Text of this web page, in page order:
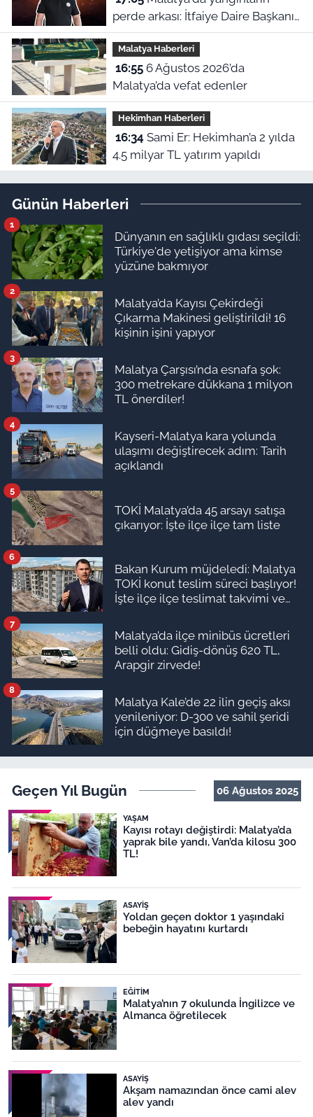
perde arkası: İtfaiye Daire Başkanı
en büyük hatayı açıkladı
Malatya Haberleri
16:556 Ağustos 2026’da
Malatya’da vefat edenler
Hekimhan Haberleri
16:34
4.5 milyar TL yatırım yapıldı
Günün Haberleri
Dünyanın en sağlıklı gıdası seçildi:
Türkiye'de yetişiyor ama kimse
yüzüne bakmıyor
1
Malatya’da Kayısı Çekirdeği
Çıkarma Makinesi geliştirildi! 16
kişinin işini yapıyor
2
Malatya Çarşısı’nda esnafa şok:
300 metrekare dükkana 1 milyon
TL önerdiler!
3
Kayseri-Malatya kara yolunda
ulaşımı değiştirecek adım: Tarih
açıklandı
4
TOKİ Malatya’da 45 arsayı satışa
çıkarıyor: İşte ilçe ilçe tam liste
5
Bakan Kurum müjdeledi: Malatya
TOKİ konut teslim süreci başlıyor!
İşte ilçe ilçe teslimat takvimi ve
6
Malatya’da ilçe minibüs ücretleri
belli oldu: Gidiş-dönüş 620 TL,
Arapgir zirvede!
7
Malatya Kale’de 22 ilin geçiş aksı
yenileniyor: D-300 ve sahil şeridi
için düğmeye basıldı!
8
Geçen Yıl Bugün 06 Ağustos 2025
YAŞAM
Kayısı rotayı değiştirdi: Malatya’da
yaprak bile yandı, Van’da kilosu 300
TL!
ASAYIŞ
Yoldan geçen doktor 1 yaşındaki
bebeğin hayatını kurtardı
EĞITIM
Malatya’nın 7 okulunda İngilizce ve
Almanca öğretilecek
ASAYIŞ
Akşam namazından önce cami alev
alev yandı